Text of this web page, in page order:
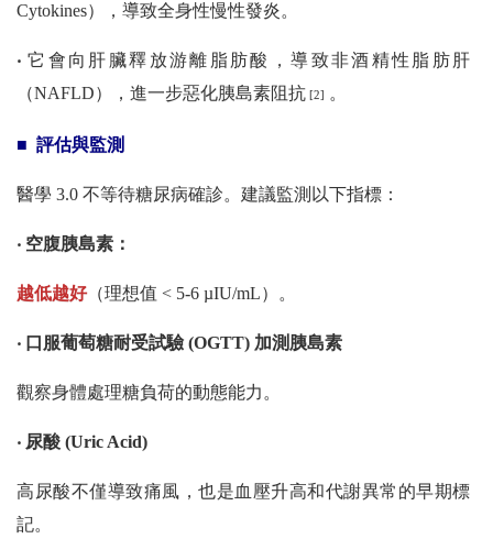
Cytokines），導致全身性慢性發炎。
‧它會向肝臟釋放游離脂肪酸，導致非酒精性脂肪肝
（NAFLD），進一步惡化胰島素阻抗 [2] 。
■ 評估與監測
醫學 3.0 不等待糖尿病確診。建議監測以下指標：
‧ 空腹胰島素：
越低越好（理想值 < 5-6 µIU/mL）。
‧ 口服葡萄糖耐受試驗 (OGTT) 加測胰島素
觀察身體處理糖負荷的動態能力。
‧ 尿酸 (Uric Acid)
高尿酸不僅導致痛風，也是血壓升高和代謝異常的早期標
記。